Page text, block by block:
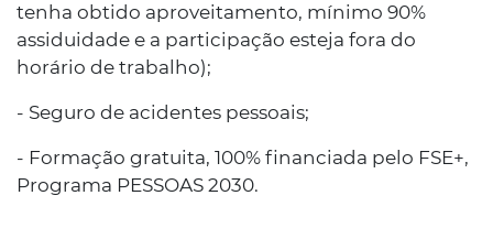
tenha obtido aproveitamento, mínimo 90%
assiduidade e a participação esteja fora do
horário de trabalho);
- Seguro de acidentes pessoais;
- Formação gratuita, 100% financiada pelo FSE+,
Programa PESSOAS 2030.